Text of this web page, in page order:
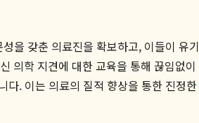
을 갖춘 의료진을 확보하고, 이들이
의학 지견에 대한 교육을 통해 끊임없
다. 이는 의료의 질적 향상을 통한 진정한